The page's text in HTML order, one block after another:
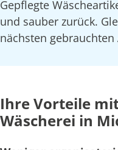
Gepflegte
und sauber zurück.
nächsten
Ihre Vorteile
Wäscherei in